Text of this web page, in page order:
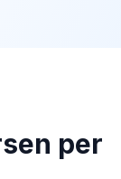
per